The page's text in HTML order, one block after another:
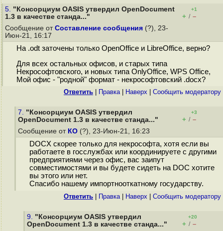
5. "Консорциум OASIS утвердил OpenDocument
1.3 в качестве станда..."
+1
+ / –
Сообщение от Составление сообщения (?), 23-
Июн-21, 16:17
На .odt заточены только OpenOffice и LibreOffice, верно?
Для всех остальных офисов, и старых типа
Некрософтовского, и новых типа OnlyOffice, WPS Office,
Мой офис - "родной" формат - некрософтовский .docx?
Ответить Правка| Наверх Cообщить модератору
7. "Консорциум OASIS утвердил
OpenDocument 1.3 в качестве станда..."
+3
+ / –
Сообщение от КО (?), 23-Июн-21, 16:23
DOCX скорее только для некрософта, хотя если вы
работаете в госслужбах или координируете с другими
предприятиями через офис, вас заипут
совместимостями и вы будете сидеть на DOC хотите
вы этого или нет.
Спасибо нашему импортнооткатному государству.
Ответить Правка| Наверх Cообщить модератору
9. "Консорциум OASIS утвердил
OpenDocument 1.3 в качестве станда..."
+20
+ / –